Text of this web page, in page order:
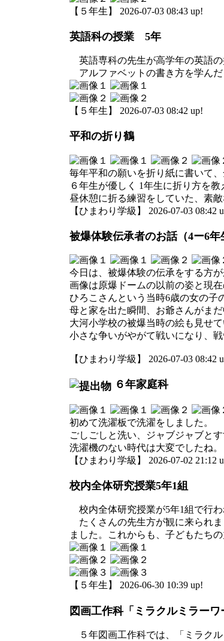
【５年生】 2026-07-03 08:43 up!
英語科の授業 5年
英語専科の先生が高学年の英語の
アルファベットの書き方を学んだ
【５年生】 2026-07-03 08:42 up!
平和の折り鶴
毎年平和の願いを折り紙に書いて
６年生が優しく 1年生に折り方を教
昼休憩に折る練習をしていた、素敵
【ひまわり学級】 2026-07-03 08:42
被爆体験伝承者のお話（4ー6年
今日は、被爆体験の伝承をする方が
画像は原爆ドームの以前の姿と現在
ひろこさんという当時6歳の女の子
母と家を出た瞬間、お爺さんがま
大河小学校の被爆当時の絵も見せ
小さな争いがやがて戦いになり、
【ひまわり学級】 2026-07-03 08:42
６年家庭科
初めて洗濯板で洗濯をしました。
ごしごしと洗い、ジャブジャブとす
洗濯機のない時代は大変でしたね。
【ひまわり学級】 2026-07-02 21:12
校内全体研究授業5年1組
校内全体研究授業が5年1組で行わ
たくさんの先生方が観に来られま
ました。これからも、子どもたち
【５年生】 2026-06-30 10:39 up!
図画工作科「ミラクルミラーワ
５年図画工作科では、「ミラク